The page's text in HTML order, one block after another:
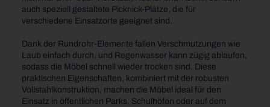
auch speziell gestaltete Picknick-Plätze, die für
verschiedene Einsatzorte geeignet sind.
Dank der Rundrohr-Elemente fallen Verschmutzungen wie
Laub einfach durch, und Regenwasser kann zügig ablaufen,
sodass die Möbel schnell wieder trocken sind. Diese
praktischen Eigenschaften, kombiniert mit der robusten
Vollstahlkonstruktion, machen die Möbel ideal für den
Einsatz in öffentlichen Parks, Schulhöfen oder auf dem